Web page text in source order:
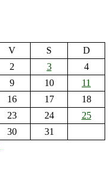
V S
D
2 3
4
9 10
11
16 17
18
23 24
25
30
31